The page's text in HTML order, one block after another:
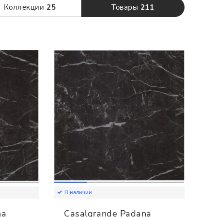
120 x 280
Коллекции 25 Товары 211
В наличии
Casalgrande Padana